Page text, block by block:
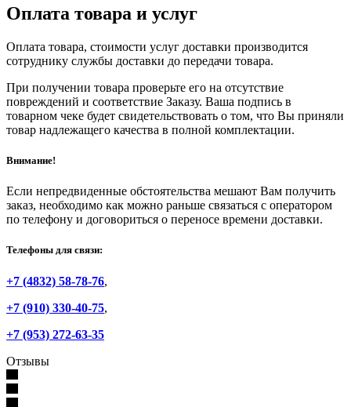
Оплата товара и услуг
Оплата товара, стоимости услуг доставки производится
сотруднику службы доставки до передачи товара.
При получении товара проверьте его на отсутствие
повреждений и соответствие Заказу. Ваша подпись в
товарном чеке будет свидетельствовать о том, что Вы приняли
товар надлежащего качества в полной комплектации.
Внимание!
Если непредвиденные обстоятельства мешают Вам получить
заказ, необходимо как можно раньше связаться с оператором
по телефону и договориться о переносе времени доставки.
Телефоны для связи:
+7 (4832) 58-78-76,
+7 (910) 330-40-75,
+7 (953) 272-63-35
Отзывы